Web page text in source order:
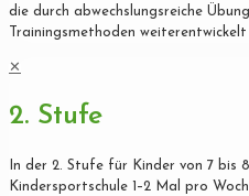
die durch abwechslungsreiche
Trainingsmethoden weiterentwickelt
✕
2. Stufe
In der 2. Stufe für Kinder von 7 bis
Kindersportschule 1–2 Mal pro